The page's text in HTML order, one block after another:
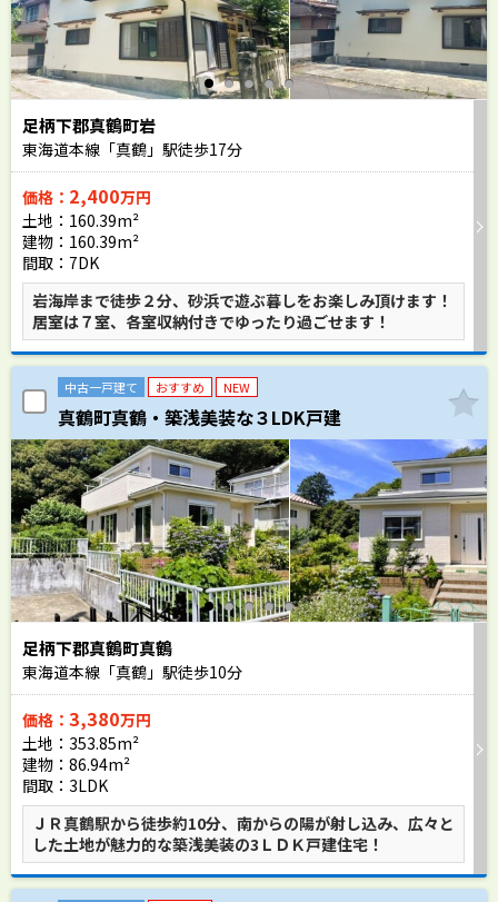
足柄下郡真鶴町岩
東海道本線「真鶴」駅徒歩17分
価格： 2,400万円
土地：160.39m²
建物：160.39m²
間取：7DK
岩海岸まで徒歩２分、砂浜で遊ぶ暮しをお楽しみ頂けます！
居室は７室、各室収納付きでゆったり過ごせます！
中古一戸建て おすすめ NEW
真鶴町真鶴・築浅美装な３LDK戸建
足柄下郡真鶴町真鶴
東海道本線「真鶴」駅徒歩10分
価格： 3,380万円
土地：353.85m²
建物：86.94m²
間取：3LDK
ＪＲ真鶴駅から徒歩約10分、南からの陽が射し込み、広々と
した土地が魅力的な築浅美装の3ＬＤＫ戸建住宅！